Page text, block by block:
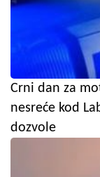
Crni dan za
nesreće kod
dozvole